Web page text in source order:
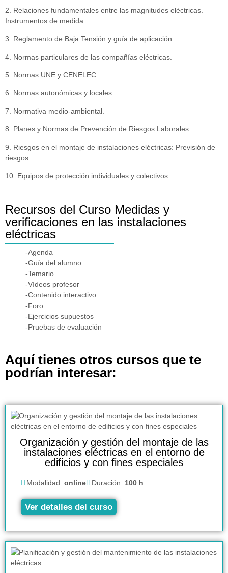
2. Relaciones fundamentales entre las magnitudes eléctricas.
Instrumentos de medida.
3. Reglamento de Baja Tensión y guía de aplicación.
4. Normas particulares de las compañías eléctricas.
5. Normas UNE y CENELEC.
6. Normas autonómicas y locales.
7. Normativa medio-ambiental.
8. Planes y Normas de Prevención de Riesgos Laborales.
9. Riesgos en el montaje de instalaciones eléctricas: Previsión de
riesgos.
10. Equipos de protección individuales y colectivos.
Recursos del Curso Medidas y
verificaciones en las instalaciones
eléctricas
-Agenda
-Guía del alumno
-Temario
-Vídeos profesor
-Contenido interactivo
-Foro
-Ejercicios supuestos
-Pruebas de evaluación
Aquí tienes otros cursos que te
podrían interesar:
Organización y gestión del montaje de las
instalaciones eléctricas en el entorno de
edificios y con fines especiales
Modalidad: online Duración: 100 h
Ver detalles del curso